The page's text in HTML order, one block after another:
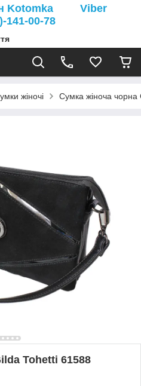
Kotomka Viber
141-00-78
жіночі Сумка жіноча
Tohetti 61588